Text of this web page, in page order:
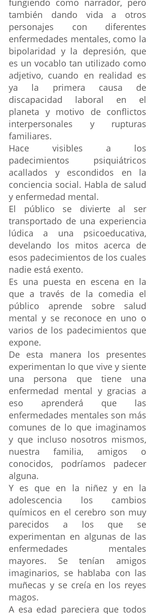
fungiendo como narrador, pero
también dando vida a otros
personajes con diferentes
enfermedades mentales, como la
bipolaridad y la depresión, que
es un vocablo tan utilizado como
adjetivo, cuando en realidad es
ya la primera causa de
discapacidad laboral en el
planeta y motivo de conflictos
interpersonales y rupturas
familiares.
Hace visibles a los
padecimientos psiquiátricos
acallados y escondidos en la
conciencia social. Habla de salud
y enfermedad mental.
El público se divierte al ser
transportado de una experiencia
lúdica a una psicoeducativa,
develando los mitos acerca de
esos padecimientos de los cuales
nadie está exento.
Es una puesta en escena en la
que a través de la comedia el
público aprende sobre salud
mental y se reconoce en uno o
varios de los padecimientos que
expone.
De esta manera los presentes
experimentan lo que vive y siente
una persona que tiene una
enfermedad mental y gracias a
eso aprenderá que las
enfermedades mentales son más
comunes de lo que imaginamos
y que incluso nosotros mismos,
nuestra familia, amigos o
conocidos, podríamos padecer
alguna.
Y es que en la niñez y en la
adolescencia los cambios
químicos en el cerebro son muy
parecidos a los que se
experimentan en algunas de las
enfermedades mentales
mayores. Se tenían amigos
imaginarios, se hablaba con las
muñecas y se creía en los reyes
magos.
A esa edad pareciera que todos